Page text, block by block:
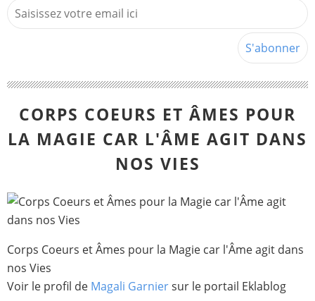
CORPS COEURS ET ÂMES POUR
LA MAGIE CAR L'ÂME AGIT DANS
NOS VIES
Corps Coeurs et Âmes pour la Magie car l'Âme agit dans
nos Vies
Voir le profil de Magali Garniersur le portail Eklablog